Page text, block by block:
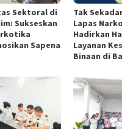
Sektoral di
Sukseskan
Sapena
Tak
Lapas
Hadirkan
Layanan
Binaan di